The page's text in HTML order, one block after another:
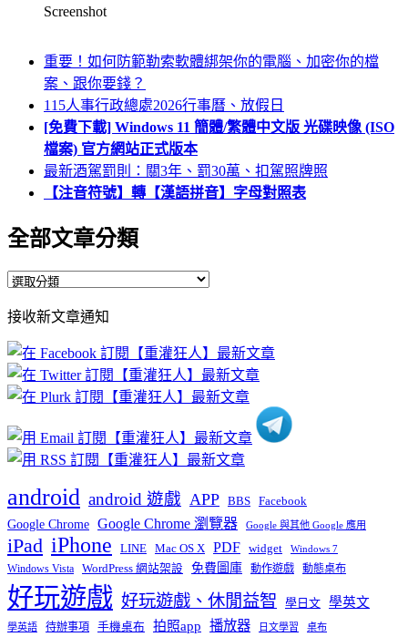
Screenshot
重要！如何防範勒索軟體綁架你的電腦、加密你的檔
案、跟你要錢？
115人事行政總處2026行事曆、放假日
[免費下載] Windows 11 簡體/繁體中文版 光碟映像 (ISO
檔案) 官方網站正式版本
最新酒駕罰則：關3年、罰30萬、扣駕照牌照
【注音符號】轉【漢語拼音】字母對照表
全部文章分類
全
文
章
分
類
接收新文章通知
android android 遊戲 APP BBS Facebook
Google Chrome Google Chrome 瀏覽器 Google 與其他 Google 應用
iPad iPhone LINE Mac OS X PDF widget Windows 7
Windows Vista WordPress 網站架設 免費圖庫 動作遊戲 動態桌布
好玩遊戲 好玩遊戲、休閒益智 學日文 學英文
學英語 待辦事項 手機桌布 拍照app 播放器 日文學習 桌布